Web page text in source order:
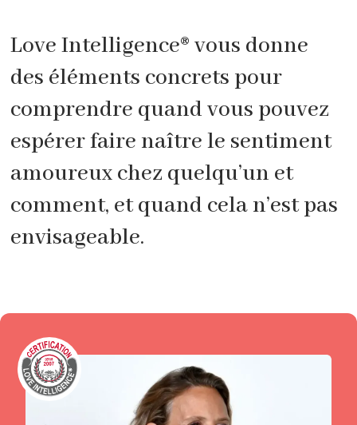
Love Intelligence® vous donne
des éléments concrets pour
comprendre quand vous pouvez
espérer faire naître le sentiment
amoureux chez quelqu’un et
comment, et quand cela n’est pas
envisageable.